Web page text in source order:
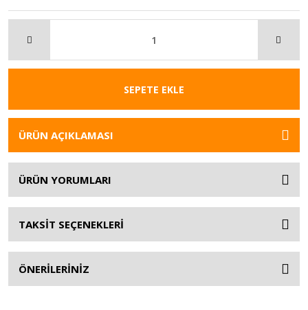
SEPETE EKLE
ÜRÜN AÇIKLAMASI
ÜRÜN YORUMLARI
TAKSİT SEÇENEKLERİ
ÖNERİLERİNİZ